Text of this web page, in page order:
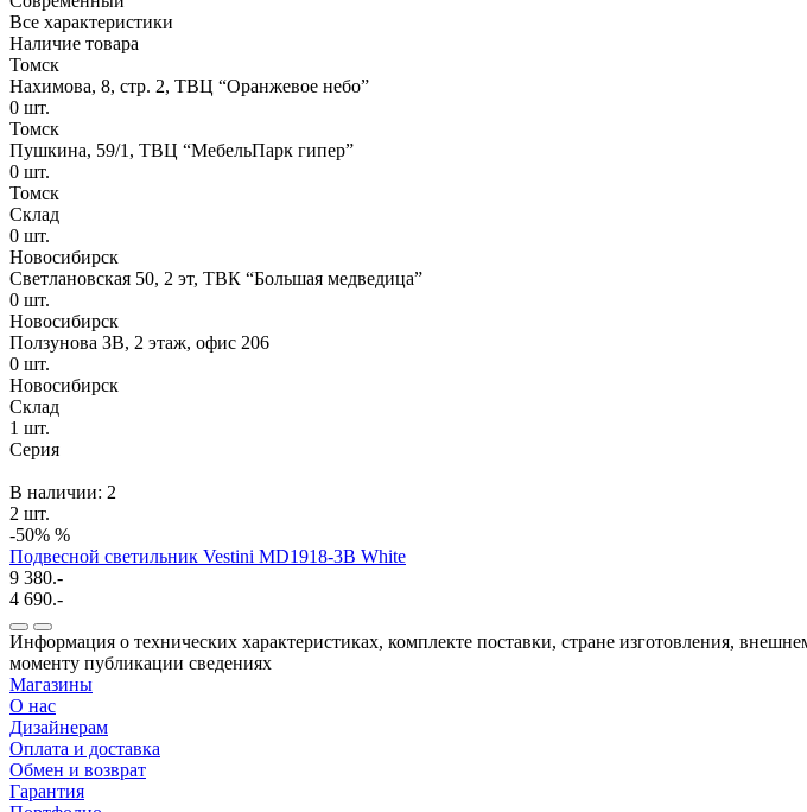
Все характеристики
Наличие товара
Томск
Нахимова, 8, стр. 2​, ТВЦ “Оранжевое небо​”
0 шт.
Томск
Пушкина, 59/1, ТВЦ “МебельПарк гипер”
0 шт.
Томск
Склад
0 шт.
Новосибирск
Светлановская 50, 2 эт, ТВК “Большая медведица”
0 шт.
Новосибирск
Ползунова ЗВ, 2 этаж, офис 206
0 шт.
Новосибирск
Склад
1 шт.
Серия
В наличии: 2
2 шт.
-50% %
Подвесной светильник Vestini MD1918-3B White
9 380.-
4 690.-
Информация о технических характеристиках, комплекте поставки, стране изготовления,
моменту публикации сведениях
Магазины
О нас
Дизайнерам
Оплата и доставка
Обмен и возврат
Гарантия